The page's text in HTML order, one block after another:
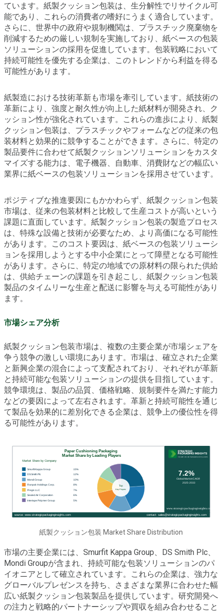
ています。紙製クッション包装は、生分解性でリサイクル可
能であり、これらの消費者の嗜好にうまく適合しています。
さらに、世界中の政府や規制機関は、プラスチック廃棄物を
削減するための厳しい規制を実施しており、紙ベースの包装
ソリューションの採用を促進しています。包装戦略において
持続可能性を優先する企業は、このトレンドから利益を得る
可能性があります。
紙製造における技術革新も市場を牽引しています。紙技術の
革新により、強度と耐久性が向上した紙材料が開発され、ク
ッション性が強化されています。これらの進歩により、紙製
クッション包装は、プラスチックやフォームなどの従来の包
装材料と効果的に競争することができます。さらに、特定の
製品要件に合わせて紙製クッションソリューションをカスタ
マイズする能力は、電子機器、自動車、消費財などの幅広い
業界に紙ベースの包装ソリューションを採用させています。
ポジティブな推進要因にもかかわらず、紙製クッション包装
市場は、従来の包装材料と比較して生産コストが高いという
課題に直面しています。紙製クッション包装の製造プロセス
は、特殊な設備と技術が必要なため、より高価になる可能性
があります。このコスト要因は、紙ベースの包装ソリューシ
ョンを採用しようとする中小企業にとって障壁となる可能性
があります。さらに、特定の地域での原材料の限られた供給
は、供給チェーンの課題を引き起こし、紙製クッション包装
製品のタイムリーな生産と配送に影響を与える可能性があり
ます。
市場シェア分析
紙製クッション包装市場は、複数の主要企業が市場シェアを
争う競争の激しい環境にあります。市場は、確立された企業
と新興企業の混合によって支配されており、それぞれが革新
と持続可能な包装ソリューションの提供を目指しています。
競争環境は、製品の品質、価格戦略、規制要件を満たす能力
などの要因によって左右されます。革新と持続可能性を通じ
て製品を効果的に差別化できる企業は、競争上の優位性を得
る可能性があります。
紙製クッション包装 Market Share Distribution
市場の主要企業には、Smurfit Kappa Group、DS Smith Plc、
Mondi Groupが含まれ、持続可能な包装ソリューションのパ
イオニアとして確立されています。これらの企業は、強力な
グローバルプレゼンスを持ち、さまざまな業界に合わせた幅
広い紙製クッション包装製品を提供しています。研究開発へ
の注力と戦略的パートナーシップや買収を組み合わせること